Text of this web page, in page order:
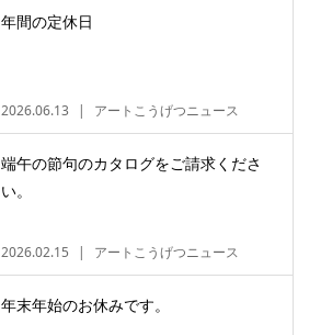
年間の定休日
2026.06.13 アートこうげつニュース
端午の節句のカタログをご請求くださ
い。
2026.02.15 アートこうげつニュース
年末年始のお休みです。